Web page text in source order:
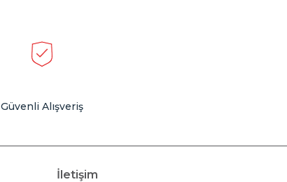
Güvenli Alışveriş
İletişim